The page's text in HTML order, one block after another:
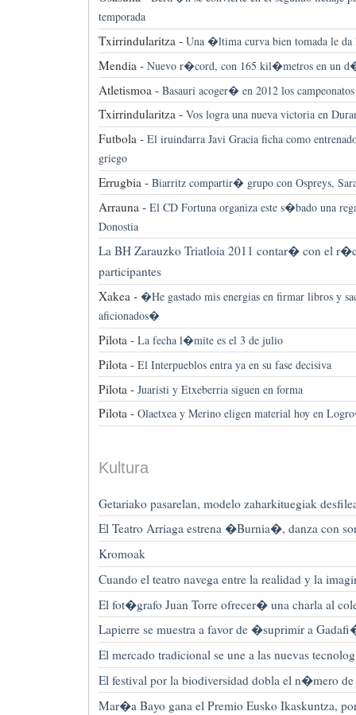
temporada
Txirrindularitza - Una �ltima curva bien tomada le da
Mendia - Nuevo r�cord, con 165 kil�metros en un
Atletismoa - Basauri acoger� en 2012 los
Txirrindularitza - Vos logra una nueva victoria en
Futbola - El iruindarra Javi Gracia ficha como
griego
Errugbia - Biarritz compartir� grupo con Ospreys,
Arrauna - El CD Fortuna organiza este s�bado una
Donostia
La BH Zarauzko Triatloia 2011 contar� con el
participantes
Xakea - �He gastado mis energias en firmar libros y
aficionados�
Pilota - La fecha l�mite es el 3 de julio
Pilota - El Interpueblos entra ya en su fase decisiva
Pilota - Juaristi y Etxeberria siguen en forma
Pilota - Olaetxea y Merino eligen material hoy en
Kultura
Getariako pasarelan, modelo zaharkituegiak
El Teatro Arriaga estrena �Burnia�, danza con
Kromoak
Cuando el teatro navega entre la realidad y la
El fot�grafo Juan Torre ofrecer� una charla al
Lapierre se muestra a favor de �suprimir a
El mercado tradicional se une a las nuevas
El festival por la biodiversidad dobla el n�mero de
Mar�a Bayo gana el Premio Eusko Ikaskuntza,